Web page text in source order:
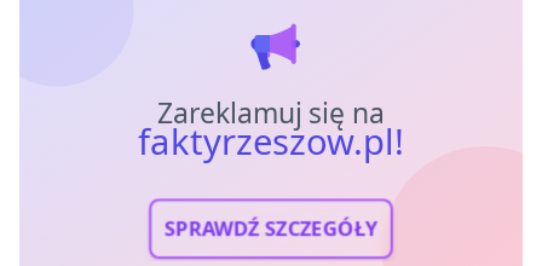
Zareklamuj się na
faktyrzeszow.pl!
SPRAWDŹ SZCZEGÓŁY